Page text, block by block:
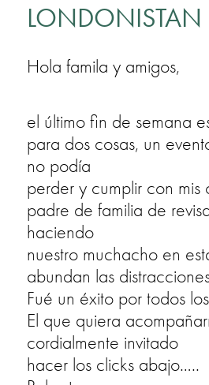
LONDONISTAN
Hola famila y amigos,
el último fin de semana
para dos cosas, un
no podía
perder y cumplir con
padre de familia de
haciendo
nuestro muchacho en
abundan las
Fué un éxito por todos
El que quiera
cordialmente invitado
hacer los clicks abajo…..